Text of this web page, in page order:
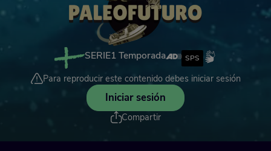
SERIE1 Temporada SPS
Para reproducir este contenido debes iniciar sesión
Iniciar sesión
Compartir